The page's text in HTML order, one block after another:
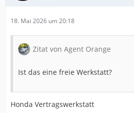
18. Mai 2026 um 20:18
Zitat von Agent Orange
Ist das eine freie Werkstatt?
Honda Vertragswerkstatt